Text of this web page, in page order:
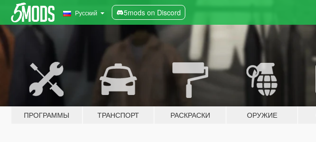
Русский 5mods on Discord
ПРОГРАММЫ ТРАНСПОРТ РАСКРАСКИ ОРУЖИЕ